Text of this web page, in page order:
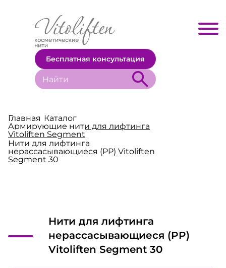
Бесплатная консультация
Главная Каталог
Армирующие нити для лифтинга
Vitoliften Segment
Нити для лифтинга
нерассасывающиеся (PP) Vitoliften
Segment 30
Нити для лифтинга
нерассасывающиеся (PP)
Vitoliften Segment 30